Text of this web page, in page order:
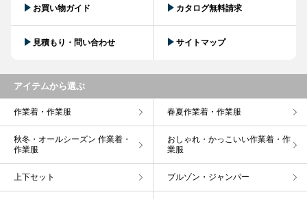
お買い物ガイド カタログ無料請求
見積もり・問い合わせ サイトマップ
アイテムから選ぶ
作業着・作業服 春夏作業着・作業服
秋冬・オールシーズン 作業着・
作業服
おしゃれ・かっこいい作業着・作
業服
上下セット ブルゾン・ジャンパー